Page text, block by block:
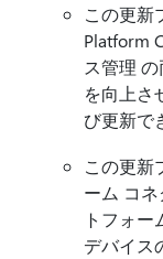
この更新
Platform
ス管理
を向上さ
び更新で
この更新
ーム コ
トフォ
デバイス